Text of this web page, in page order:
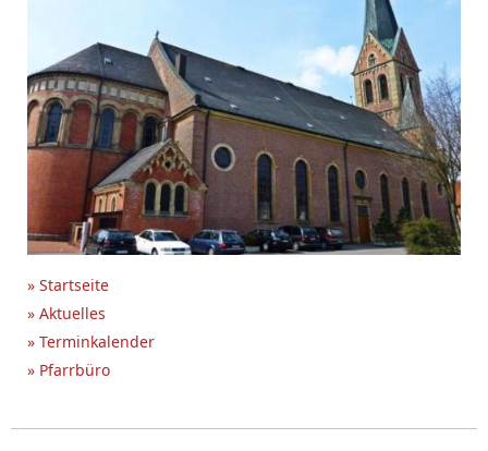
» Startseite
» Aktuelles
» Terminkalender
» Pfarrbüro